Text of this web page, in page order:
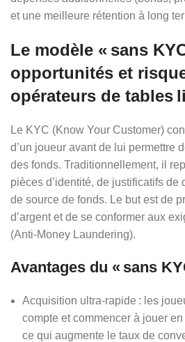
et une meilleure rétention à long
Le modèle « sans
opportunités et
opérateurs de tables
Le KYC (Know Your Customer)
d’un joueur avant de lui permettre
des fonds. Traditionnellement, il
pièces d’identité, de justificatifs de
de source de fonds. Le but est de
d’argent et de se conformer aux
(Anti‑Money Laundering).
Avantages du « sans
Acquisition ultra‑rapide : les
compte et commencer à jouer
ce qui augmente le taux de